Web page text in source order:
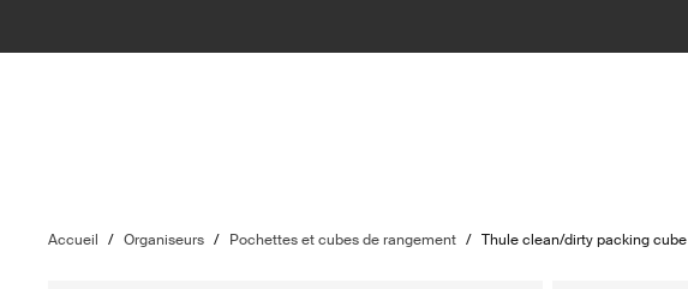
Accueil / Organiseurs / Pochettes et cubes de rangement / Thule clean/dirty packing cube